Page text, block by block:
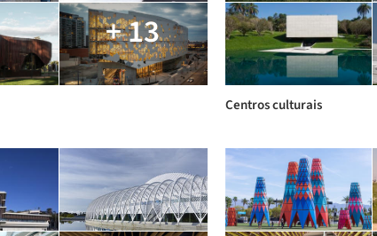
+ 13
Centros culturais